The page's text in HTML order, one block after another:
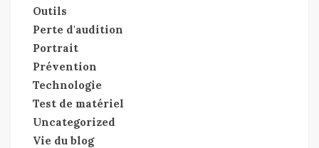
Outils
Perte d'audition
Portrait
Prévention
Technologie
Test de matériel
Uncategorized
Vie du blog